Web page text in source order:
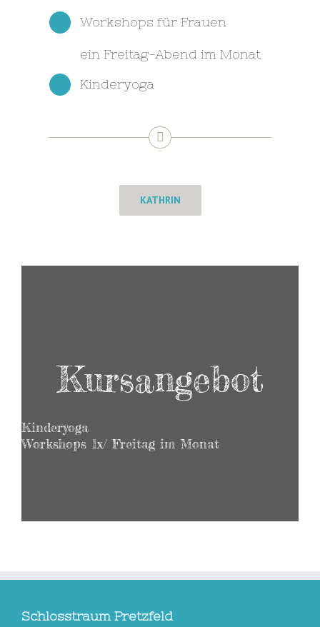
Workshops für Frauen
ein Freitag-Abend im Monat
Kinderyoga
KATHRIN
Kursangebot
Kinderyoga
Workshops 1x/ Freitag im Monat
Schlosstraum Pretzfeld